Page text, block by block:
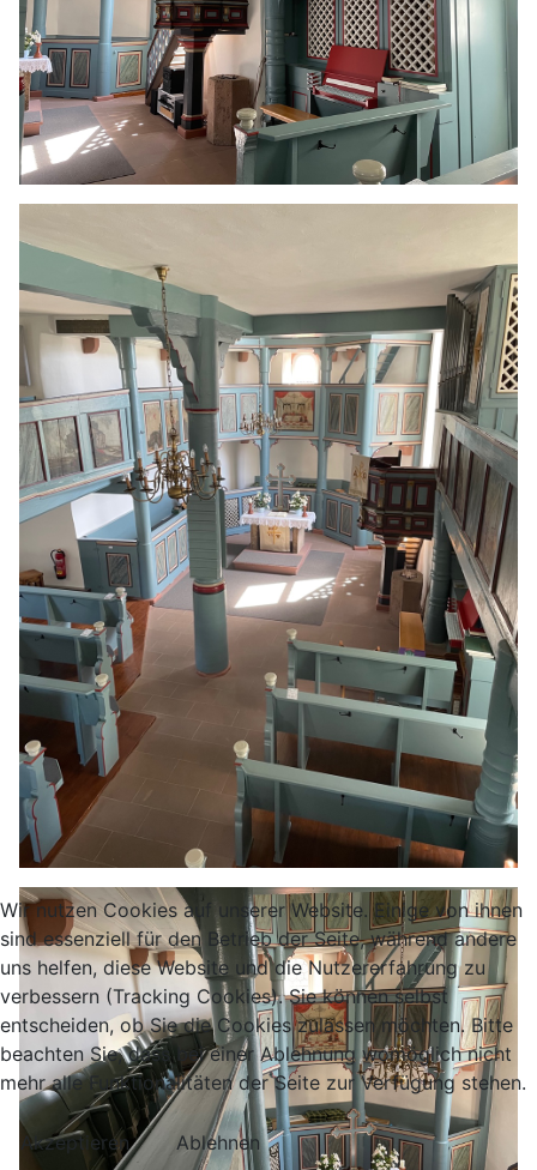
Wir nutzen Cookies auf unserer Website. Einige von ihnen
sind essenziell für den Betrieb der Seite, während andere
uns helfen, diese Website und die Nutzererfahrung zu
verbessern (Tracking Cookies). Sie können selbst
entscheiden, ob Sie die Cookies zulassen möchten. Bitte
beachten Sie, dass bei einer Ablehnung womöglich nicht
mehr alle Funktionalitäten der Seite zur Verfügung stehen.
Akzeptieren Ablehnen